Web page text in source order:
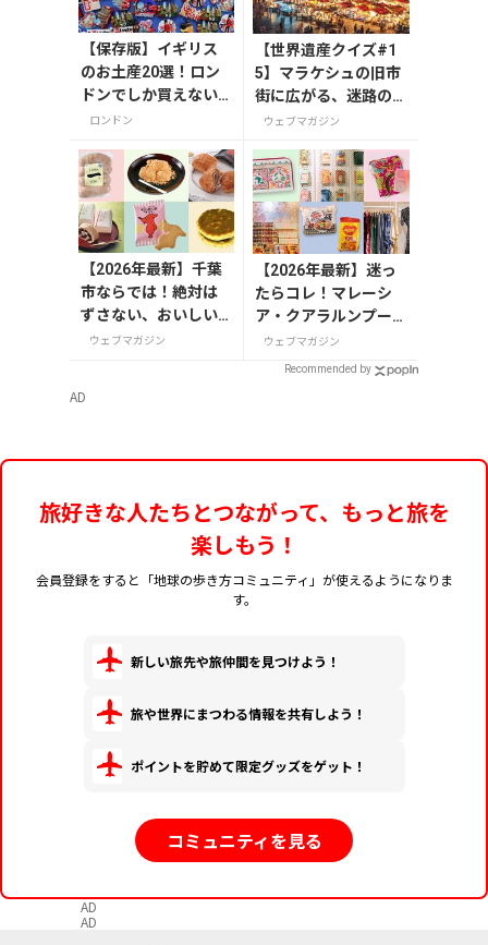
【保存版】イギリス
のお土産20選！ロン
ドンでしか買えない
雑貨/お菓子/紅茶まで
ロンドン
【世界遺産クイズ#1
5】マラケシュの旧市
街に広がる、迷路のよ
うな市場の名前は？
ウェブマガジン
【2026年最新】千葉
市ならでは！絶対は
ずさない、おいしい
お土産10選
ウェブマガジン
【2026年最新】迷っ
たらコレ！マレーシ
ア・クアラルンプール
で絶対買いたいお土産
15選
ウェブマガジン
Recommended by
AD
旅好きな人たちとつながって、もっと旅を
楽しもう！
会員登録をすると「地球の歩き方コミュニティ」が使えるようになりま
す。
新しい旅先や旅仲間を見つけよう！
旅や世界にまつわる情報を共有しよう！
ポイントを貯めて限定グッズをゲット！
コミュニティを見る
AD
AD